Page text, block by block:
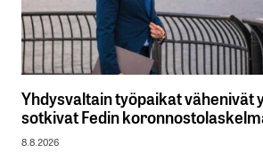
Yhdysvaltain työpaikat vähenivät
sotkivat Fedin
8.8.2026